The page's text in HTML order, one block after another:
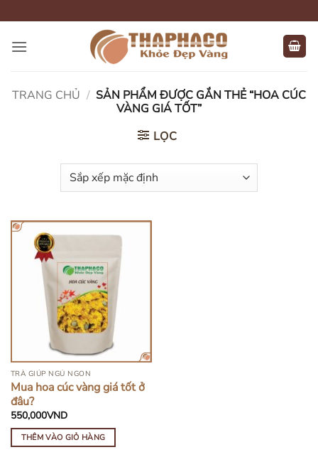
qua
nội
TRANG CHỦ / SẢN PHẨM ĐƯỢC GẮN THẺ “HOA CÚC
VÀNG GIÁ TỐT”
LỌC
TRÀ GIÚP NGỦ NGON
Mua hoa cúc vàng giá tốt ở
đâu?
550,000VND
THÊM VÀO GIỎ HÀNG